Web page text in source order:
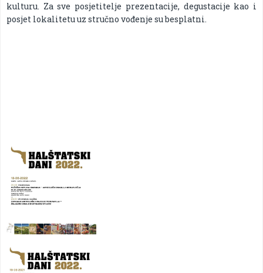
kulturu. Za sve posjetitelje prezentacije, degustacije kao i
posjet lokalitetu uz stručno vođenje su besplatni.